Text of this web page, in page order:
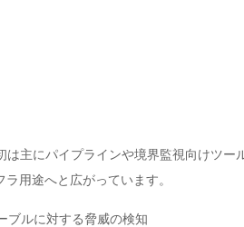
主にパイプラインや境界監視向けツー
用途へと広がっています。
ブルに対する脅威の検知